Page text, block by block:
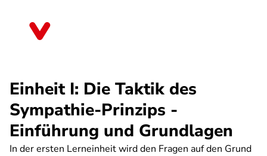
Einheit I: Die Taktik des
Sympathie-Prinzips -
Einführung und Grundlagen
In der ersten Lerneinheit wird den Fragen auf den Grund